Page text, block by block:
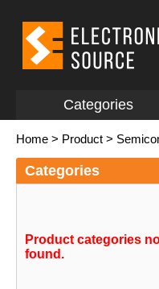
Categories
Home > Product >
Categories
Product categories
found.